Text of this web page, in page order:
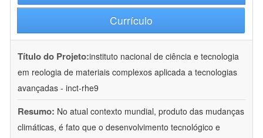
Currículo
Título do Projeto:instituto nacional de ciência e tecnologia
em reologia de materiais complexos aplicada a tecnologias
avançadas - inct-rhe9
Resumo: No atual contexto mundial, produto das mudanças
climáticas, é fato que o desenvolvimento tecnológico e